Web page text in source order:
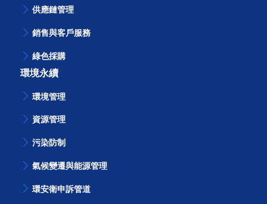
供應鏈管理
銷售與客戶服務
綠色採購
環境永續
環境管理
資源管理
污染防制
氣候變遷與能源管理
環安衛申訴管道